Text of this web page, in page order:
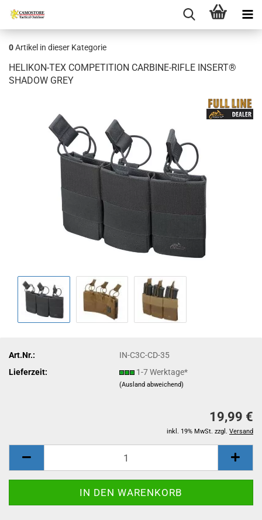
0Artikel in dieser Kategorie
HELIKON-TEX COMPETITION CARBINE-RIFLE INSERT®
SHADOW GREY
Art.Nr.:
IN-C3C-CD-35
Lieferzeit:
1-7 Werktage*
(Ausland abweichend)
19,99 €
inkl. 19% MwSt. zzgl. Versand